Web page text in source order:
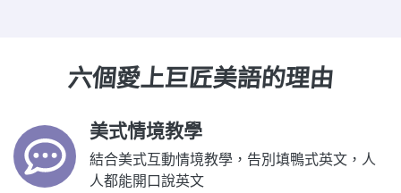
六個愛上巨匠美語的理由
美式情境教學
結合美式互動情境教學，告別填鴨式英文，人
人都能開口說英文